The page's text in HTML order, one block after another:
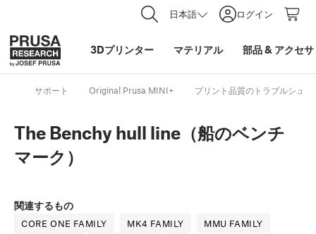
日本語 ログイン
3Dプリンター マテリアル 部品& アクセ
サポート Original Prusa MINI+ プリント品質のトラブルシュー
The Benchy hull line（船のベンチ
マーク）
関連するもの
CORE ONE FAMILY MK4 FAMILY
MMU FAMILY